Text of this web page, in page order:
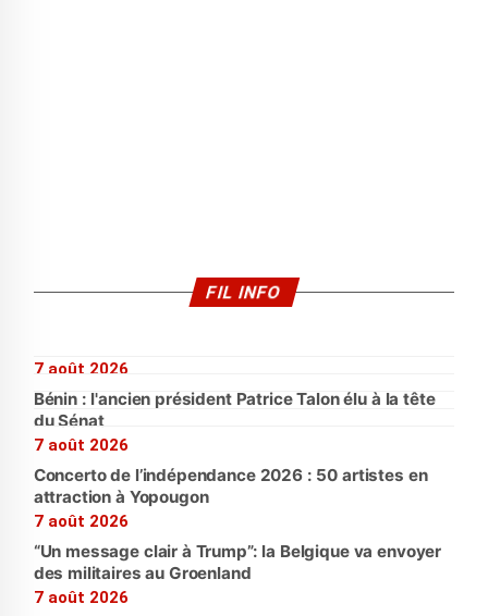
FIL INFO
7 août 2026
Bénin : l'ancien président Patrice Talon élu à la tête
du Sénat
7 août 2026
Concerto de l’indépendance 2026 : 50 artistes en
attraction à Yopougon
7 août 2026
“Un message clair à Trump”: la Belgique va envoyer
des militaires au Groenland
7 août 2026